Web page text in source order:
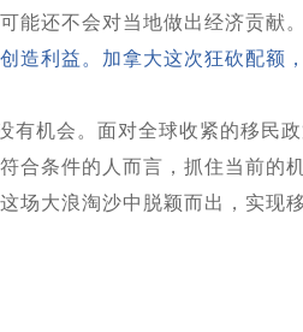
能还不会对当地做出经济贡献。
造利益。加拿大这次狂砍配额
有机会。面对全球收紧的移民
合条件的人而言，抓住当前的
场大浪淘沙中脱颖而出，实现移